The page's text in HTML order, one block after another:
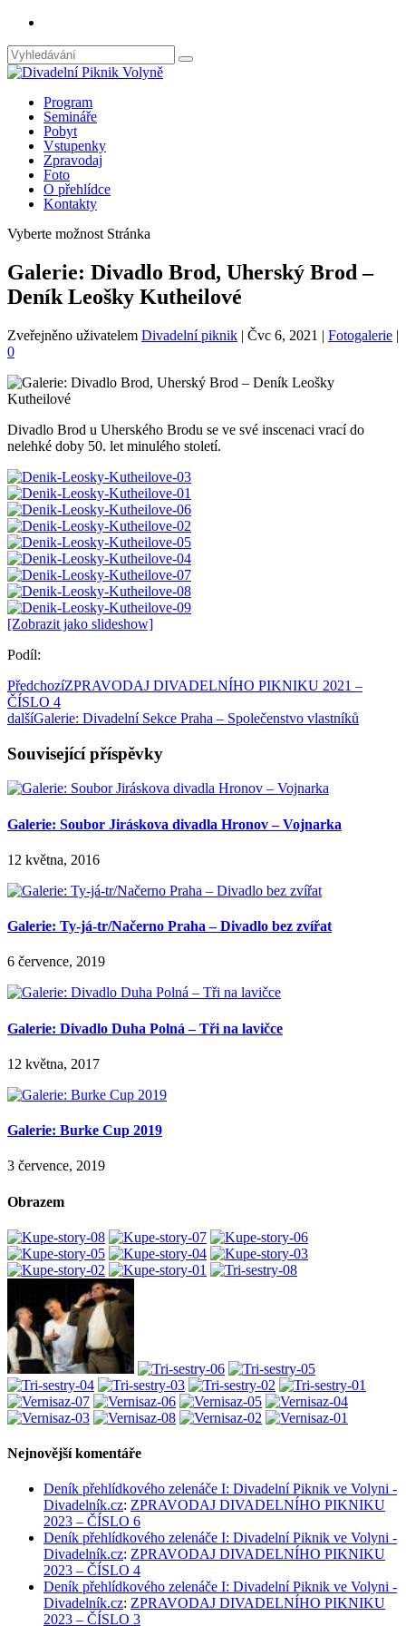
Program
Semináře
Pobyt
Vstupenky
Zpravodaj
Foto
O přehlídce
Kontakty
Vyberte možnost Stránka
Galerie: Divadlo Brod, Uherský Brod –
Deník Leošky Kutheilové
Zveřejněno uživatelem Divadelní piknik | Čvc 6, 2021 | Fotogalerie |
0
Divadlo Brod u Uherského Brodu se ve své inscenaci vrací do
nelehké doby 50. let minulého století.
[Zobrazit jako slideshow]
Podíl:
PředchozíZPRAVODAJ DIVADELNÍHO PIKNIKU 2021 –
ČÍSLO 4
dalšíGalerie: Divadelní Sekce Praha – Společenstvo vlastníků
Související příspěvky
Galerie: Soubor Jiráskova divadla Hronov – Vojnarka
12 května, 2016
Galerie: Ty-já-tr/Načerno Praha – Divadlo bez zvířat
6 července, 2019
Galerie: Divadlo Duha Polná – Tři na lavičce
12 května, 2017
Galerie: Burke Cup 2019
3 července, 2019
Obrazem
Nejnovější komentáře
Deník přehlídkového zelenáče I: Divadelní Piknik ve Volyni -
Divadelník.cz: ZPRAVODAJ DIVADELNÍHO PIKNIKU
2023 – ČÍSLO 6
Deník přehlídkového zelenáče I: Divadelní Piknik ve Volyni -
Divadelník.cz: ZPRAVODAJ DIVADELNÍHO PIKNIKU
2023 – ČÍSLO 4
Deník přehlídkového zelenáče I: Divadelní Piknik ve Volyni -
Divadelník.cz: ZPRAVODAJ DIVADELNÍHO PIKNIKU
2023 – ČÍSLO 3